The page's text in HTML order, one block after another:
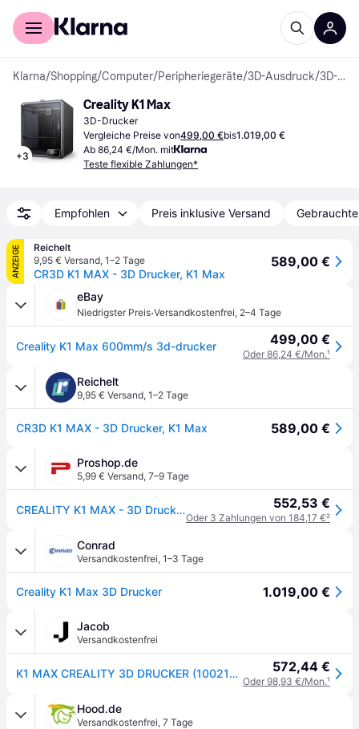
Für Shopper
Klarna/Shopping/Computer/Peripheriegeräte/3D-Ausdruck/ 3D-Drucker
+3
Creality K1 Max
3D-Drucker
Vergleiche Preise von499,00 €bis1.019,00 €
Ab 86,24 €/Mon. mit
Teste flexible Zahlungen*
Empfohlen Preis inklusive Versand
ANZEIGE
Reichelt
9,95 € Versand, 1–2 Tage
CR3D K1 MAX - 3D Drucker, K1 Max
589,00 €
eBay
Niedrigster Preis·Versandkostenfrei, 2–4 Tage
Creality K1 Max 600mm/s 3d-drucker 499,00 €
Oder 86,24 €/Mon.¹
Reichelt
9,95 € Versand, 1–2 Tage
CR3D K1 MAX - 3D Drucker, K1 Max 589,00 €
Proshop.de
5,99 € Versand, 7–9 Tage
CREALITY K1 MAX - 3D Drucker 552,53 €
Oder 3 Zahlungen von 184,17 €²
Conrad
Versandkostenfrei, 1–3 Tage
Creality K1 Max 3D Drucker 1.019,00 €
Jacob
Versandkostenfrei
K1 MAX CREALITY 3D DRUCKER (1002110009) 572,44 €
Oder 98,93 €/Mon.¹
Hood.de
Versandkostenfrei, 7 Tage